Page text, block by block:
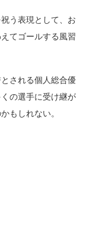
う表現として、お
てゴールする風習
される個人総合優
の選手に受け継が
もしれない。